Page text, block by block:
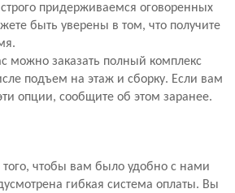
придерживаемся оговоренных
быть уверены в том, что получите
можно заказать полный комплекс
подъем на этаж и сборку. Если вам
опции, сообщите об этом заранее.
чтобы вам было удобно с нами
гибкая система оплаты. Вы